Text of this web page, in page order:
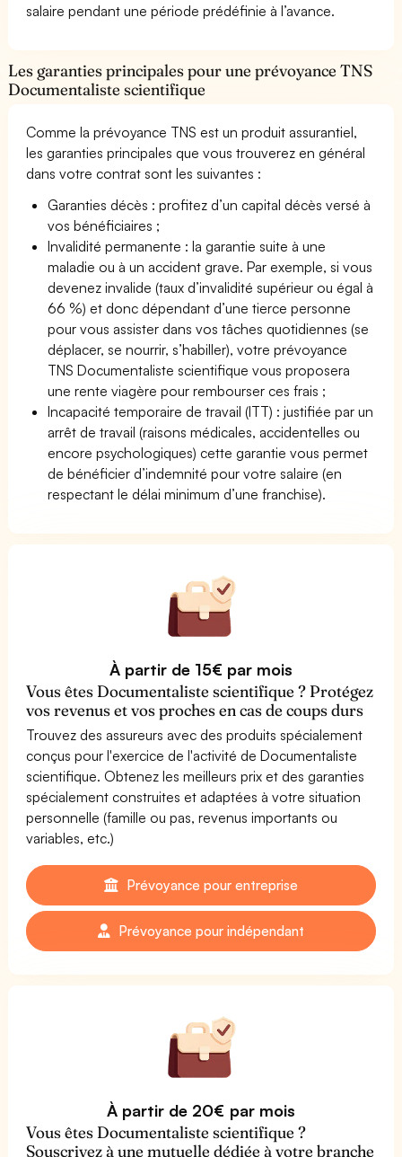
salaire pendant une période prédéfinie à l’avance.
Les garanties principales pour une prévoyance TNS
Documentaliste scientifique
Comme la prévoyance TNS est un produit assurantiel,
les garanties principales que vous trouverez en général
dans votre contrat sont les suivantes :
Garanties décès : profitez d’un capital décès versé à
vos bénéficiaires ;
Invalidité permanente : la garantie suite à une
maladie ou à un accident grave. Par exemple, si vous
devenez invalide (taux d’invalidité supérieur ou égal à
66 %) et donc dépendant d’une tierce personne
pour vous assister dans vos tâches quotidiennes (se
déplacer, se nourrir, s’habiller), votre prévoyance
TNS Documentaliste scientifique vous proposera
une rente viagère pour rembourser ces frais ;
Incapacité temporaire de travail (ITT) : justifiée par un
arrêt de travail (raisons médicales, accidentelles ou
encore psychologiques) cette garantie vous permet
de bénéficier d’indemnité pour votre salaire (en
respectant le délai minimum d’une franchise).
À partir de 15€ par mois
Vous êtes Documentaliste scientifique ? Protégez
vos revenus et vos proches en cas de coups durs
Trouvez des assureurs avec des produits spécialement
conçus pour l'exercice de l'activité de Documentaliste
scientifique. Obtenez les meilleurs prix et des garanties
spécialement construites et adaptées à votre situation
personnelle (famille ou pas, revenus importants ou
variables, etc.)
Prévoyance pour entreprise
Prévoyance pour indépendant
À partir de 20€ par mois
Vous êtes Documentaliste scientifique ?
Souscrivez à une mutuelle dédiée à votre branche